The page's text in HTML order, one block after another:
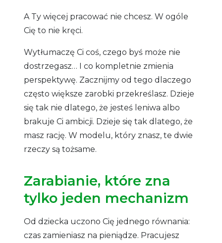
A Ty więcej pracować nie chcesz. W ogóle
Cię to nie kręci.
Wytłumaczę Ci coś, czego byś może nie
dostrzegasz… I co kompletnie zmienia
perspektywę. Zacznijmy od tego dlaczego
często większe zarobki przekreślasz. Dzieje
się tak nie dlatego, że jesteś leniwa albo
brakuje Ci ambicji. Dzieje się tak dlatego, że
masz rację. W modelu, który znasz, te dwie
rzeczy są tożsame.
Zarabianie, które zna
tylko jeden mechanizm
Od dziecka uczono Cię jednego równania:
czas zamieniasz na pieniądze. Pracujesz